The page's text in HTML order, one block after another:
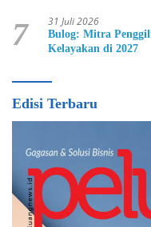
7 31 Juli 2026
Bulog: Mitra
Kelayakan di 2027
Edisi Terbaru